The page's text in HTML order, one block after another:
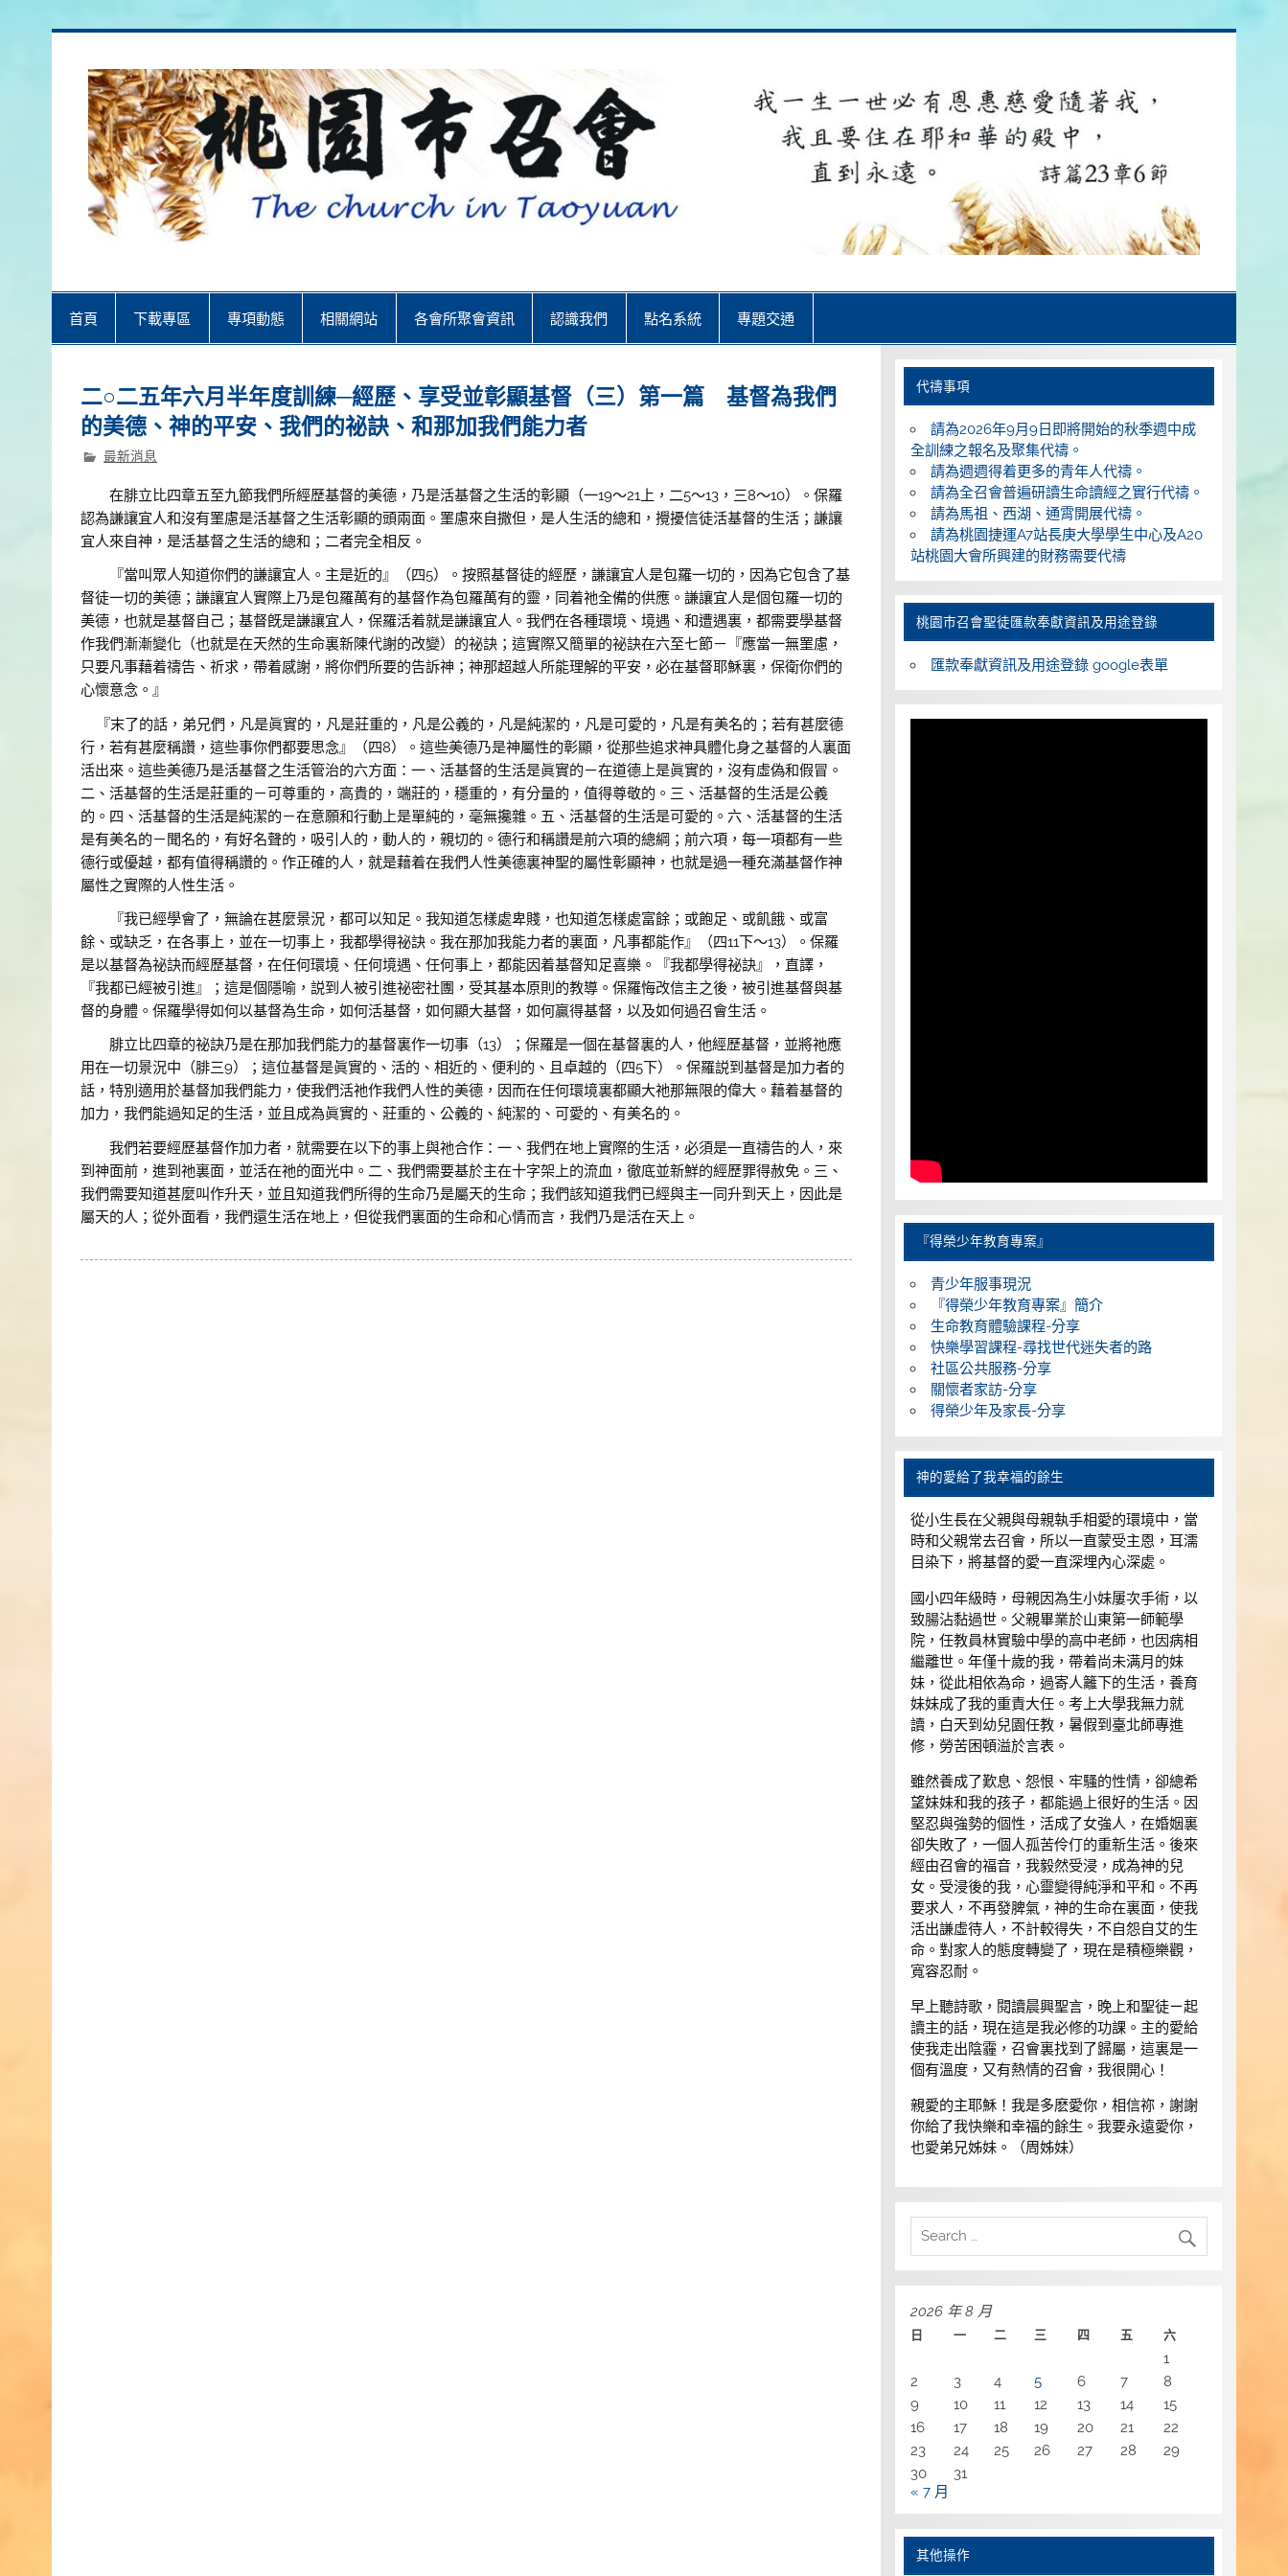
首頁 下載專區 專項動態 相關網站 各會所聚會資訊 認識我們 點名系統 專題交通
二○二五年六月半年度訓練─經歷、享受並彰顯基督（三）第一篇 基督為我們
的美德、神的平安、我們的祕訣、和那加我們能力者
最新消息
在腓立比四章五至九節我們所經歷基督的美德，乃是活基督之生活的彰顯（一19〜21上，二5〜13，三8〜10）。保羅
認為謙讓宜人和沒有罣慮是活基督之生活彰顯的頭兩面。罣慮來自撒但，是人生活的總和，攪擾信徒活基督的生活；謙讓
宜人來自神，是活基督之生活的總和；二者完全相反。
『當叫眾人知道你們的謙讓宜人。主是近的』（四5）。按照基督徒的經歷，謙讓宜人是包羅一切的，因為它包含了基
督徒一切的美德；謙讓宜人實際上乃是包羅萬有的基督作為包羅萬有的靈，同着祂全備的供應。謙讓宜人是個包羅一切的
美德，也就是基督自己；基督旣是謙讓宜人，保羅活着就是謙讓宜人。我們在各種環境、境遇、和遭遇裏，都需要學基督
作我們漸漸變化（也就是在天然的生命裏新陳代謝的改變）的祕訣；這實際又簡單的祕訣在六至七節－『應當一無罣慮，
只要凡事藉着禱告、祈求，帶着感謝，將你們所要的告訴神；神那超越人所能理解的平安，必在基督耶穌裏，保衛你們的
心懷意念。』
『末了的話，弟兄們，凡是眞實的，凡是莊重的，凡是公義的，凡是純潔的，凡是可愛的，凡是有美名的；若有甚麼德
行，若有甚麼稱讚，這些事你們都要思念』（四8）。這些美德乃是神屬性的彰顯，從那些追求神具體化身之基督的人裏面
活出來。這些美德乃是活基督之生活管治的六方面：一、活基督的生活是眞實的－在道德上是眞實的，沒有虛偽和假冒。
二、活基督的生活是莊重的－可尊重的，高貴的，端莊的，穩重的，有分量的，值得尊敬的。三、活基督的生活是公義
的。四、活基督的生活是純潔的－在意願和行動上是單純的，毫無攙雜。五、活基督的生活是可愛的。六、活基督的生活
是有美名的－聞名的，有好名聲的，吸引人的，動人的，親切的。德行和稱讚是前六項的總綱；前六項，每一項都有一些
德行或優越，都有值得稱讚的。作正確的人，就是藉着在我們人性美德裏神聖的屬性彰顯神，也就是過一種充滿基督作神
屬性之實際的人性生活。
『我已經學會了，無論在甚麼景況，都可以知足。我知道怎樣處卑賤，也知道怎樣處富餘；或飽足、或飢餓、或富
餘、或缺乏，在各事上，並在一切事上，我都學得祕訣。我在那加我能力者的裏面，凡事都能作』（四11下〜13）。保羅
是以基督為祕訣而經歷基督，在任何環境、任何境遇、任何事上，都能因着基督知足喜樂。『我都學得祕訣』，直譯，
『我都已經被引進』；這是個隱喻，説到人被引進祕密社團，受其基本原則的教導。保羅悔改信主之後，被引進基督與基
督的身體。保羅學得如何以基督為生命，如何活基督，如何顯大基督，如何贏得基督，以及如何過召會生活。
腓立比四章的祕訣乃是在那加我們能力的基督裏作一切事（13）；保羅是一個在基督裏的人，他經歷基督，並將祂應
用在一切景況中（腓三9）；這位基督是眞實的、活的、相近的、便利的、且卓越的（四5下）。保羅説到基督是加力者的
話，特別適用於基督加我們能力，使我們活祂作我們人性的美德，因而在任何環境裏都顯大祂那無限的偉大。藉着基督的
加力，我們能過知足的生活，並且成為眞實的、莊重的、公義的、純潔的、可愛的、有美名的。
我們若要經歷基督作加力者，就需要在以下的事上與祂合作：一、我們在地上實際的生活，必須是一直禱告的人，來
到神面前，進到祂裏面，並活在祂的面光中。二、我們需要基於主在十字架上的流血，徹底並新鮮的經歷罪得赦免。三、
我們需要知道甚麼叫作升天，並且知道我們所得的生命乃是屬天的生命；我們該知道我們已經與主一同升到天上，因此是
屬天的人；從外面看，我們還生活在地上，但從我們裏面的生命和心情而言，我們乃是活在天上。
代禱事項
請為2026年9月9日即將開始的秋季週中成
全訓練之報名及聚集代禱。
請為週週得着更多的青年人代禱。
請為全召會普遍研讀生命讀經之實行代禱。
請為馬祖、西湖、通霄開展代禱。
請為桃園捷運A7站長庚大學學生中心及A20
站桃園大會所興建的財務需要代禱
桃園巿召會聖徒匯款奉獻資訊及用途登錄
匯款奉獻資訊及用途登錄 google表單
『得榮少年教育專案』
青少年服事現況
『得榮少年教育專案』簡介
生命教育體驗課程-分享
快樂學習課程-尋找世代迷失者的路
社區公共服務-分享
關懷者家訪-分享
得榮少年及家長-分享
神的愛給了我幸福的餘生
從小生長在父親與母親執手相愛的環境中，當
時和父親常去召會，所以一直蒙受主恩，耳濡
目染下，將基督的愛一直深埋內心深處。
國小四年級時，母親因為生小妹屢次手術，以
致腸沾黏過世。父親畢業於山東第一師範學
院，任教員林實驗中學的高中老師，也因病相
繼離世。年僅十歲的我，帶着尚未满月的妹
妹，從此相依為命，過寄人籬下的生活，養育
妹妹成了我的重責大任。考上大學我無力就
讀，白天到幼兒園任教，暑假到臺北師專進
修，勞苦困頓溢於言表。
雖然養成了歎息、怨恨、牢騷的性情，卻總希
望妹妹和我的孩子，都能過上很好的生活。因
堅忍與強勢的個性，活成了女強人，在婚姻裏
卻失敗了，一個人孤苦伶仃的重新生活。後來
經由召會的福音，我毅然受浸，成為神的兒
女。受浸後的我，心靈變得純淨和平和。不再
要求人，不再發脾氣，神的生命在裏面，使我
活出謙虛待人，不計較得失，不自怨自艾的生
命。對家人的態度轉變了，現在是積極樂觀，
寬容忍耐。
早上聽詩歌，閱讀晨興聖言，晚上和聖徒ㄧ起
讀主的話，現在這是我必修的功課。主的愛給
使我走出陰霾，召會裏找到了歸屬，這裏是一
個有溫度，又有熱情的召會，我很開心！
親愛的主耶穌！我是多麽愛你，相信祢，謝謝
你給了我快樂和幸福的餘生。我要永遠愛你，
也愛弟兄姊妹。（周姊妹）
2026 年 8 月
日 一 二 三 四 五 六
1
2
3 4 5 6 7
8
9
10 11 12 13 14
15
16
17 18 19 20 21
22
23
24 25 26 27 28
29
30
31
« 7 月
其他操作